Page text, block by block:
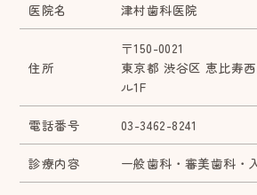
医院名 津村歯科医院
住所
〒150-0021
東京都 渋谷区 恵比寿
ル1F
電話番号 03-3462-8241
診療内容 一般歯科・審美歯科・